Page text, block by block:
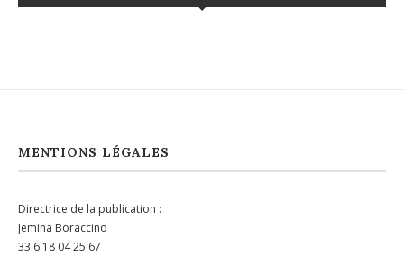
MENTIONS LÉGALES
Directrice de la publication :
Jemina Boraccino
33 6 18 04 25 67